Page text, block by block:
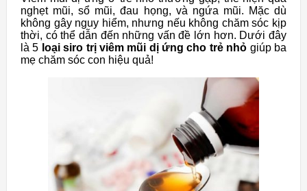
nghẹt mũi, sổ mũi, đau họng, và ngứa mũi. Mặc dù
không gây nguy hiểm, nhưng nếu không chăm sóc kịp
thời, có thể dẫn đến những vấn đề lớn hơn. Dưới đây
là 5 loại siro trị viêm mũi dị ứng cho trẻ nhỏ giúp ba
mẹ chăm sóc con hiệu quả!